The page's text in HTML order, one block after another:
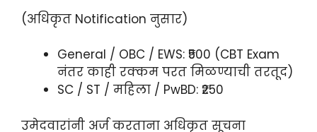
(अधिकृत Notification नुसार)
General / OBC / EWS: ₹500 (CBT Exam
नंतर काही रक्कम परत मिळण्याची तरतूद)
SC / ST / महिला / PwBD: ₹250
उमेदवारांनी अर्ज करताना अधिकृत सूचना